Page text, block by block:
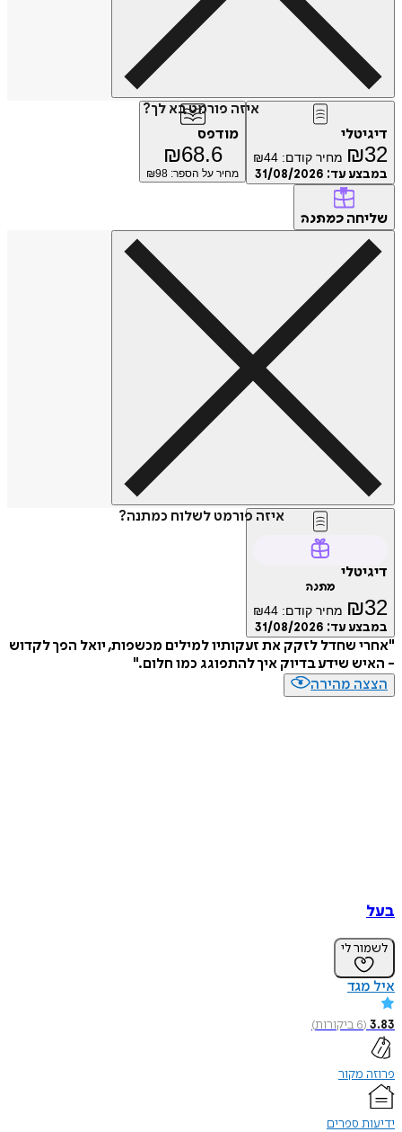
איזה פורמט בא לך?
דיגיטלי
₪32 מחיר קודם: ₪44
במבצע עד: 31/08/2026
מודפס
₪68.6
מחיר על הספר: ₪ 98
שליחה כמתנה
איזה פורמט לשלוח כמתנה?
דיגיטלי
מתנה
₪32 מחיר קודם: ₪44
במבצע עד: 31/08/2026
"אחרי שחדל לזקק את זעקותיו למילים מכשפות, יואל הפך לקדוש
- האיש שידע בדיוק איך להתפוגג כמו חלום."
הצצה מהירה
בעל
לשמור לי
איל מגד
3.83
(
6ביקורות)
פרוזה מקור
ידיעות ספרים